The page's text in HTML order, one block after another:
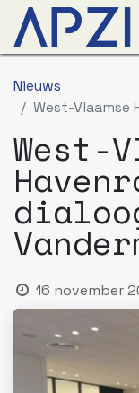
Nieuws
West-Vlaamse
West-
16 november